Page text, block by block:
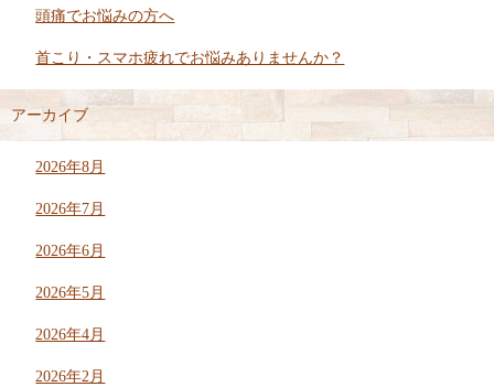
頭痛でお悩みの方へ
首こり・スマホ疲れでお悩みありませんか？
アーカイブ
2026年8月
2026年7月
2026年6月
2026年5月
2026年4月
2026年2月